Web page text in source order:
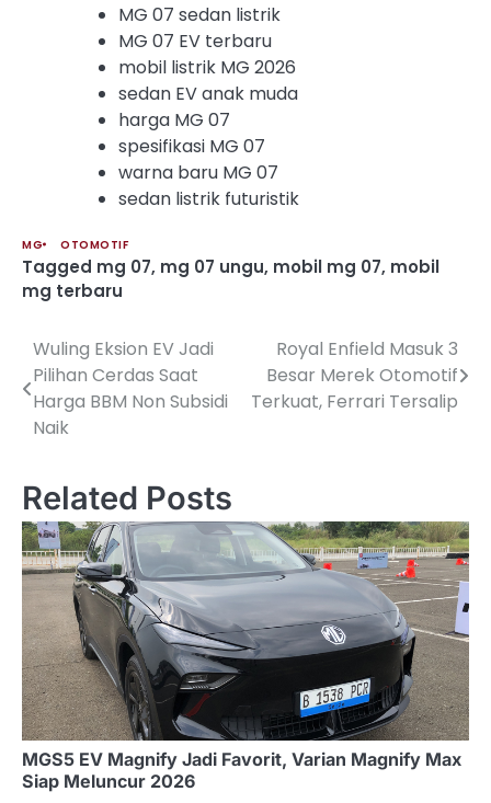
MG 07 sedan listrik
MG 07 EV terbaru
mobil listrik MG 2026
sedan EV anak muda
harga MG 07
spesifikasi MG 07
warna baru MG 07
sedan listrik futuristik
MG OTOMOTIF
Tagged mg 07, mg 07 ungu, mobil mg 07, mobil
mg terbaru
Post
navigation
Wuling Eksion EV Jadi
Pilihan Cerdas Saat
Harga BBM Non Subsidi
Naik
Royal Enfield Masuk 3
Besar Merek Otomotif
Terkuat, Ferrari Tersalip
Related Posts
MGS5 EV Magnify Jadi Favorit, Varian Magnify Max
Siap Meluncur 2026